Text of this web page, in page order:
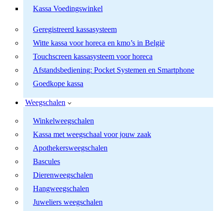
Kassa Voedingswinkel
Geregistreerd kassasysteem
Witte kassa voor horeca en kmo’s in België
Touchscreen kassasysteem voor horeca
Afstandsbediening: Pocket Systemen en Smartphone
Goedkope kassa
Weegschalen
Winkelweegschalen
Kassa met weegschaal voor jouw zaak
Apothekersweegschalen
Bascules
Dierenweegschalen
Hangweegschalen
Juweliers weegschalen